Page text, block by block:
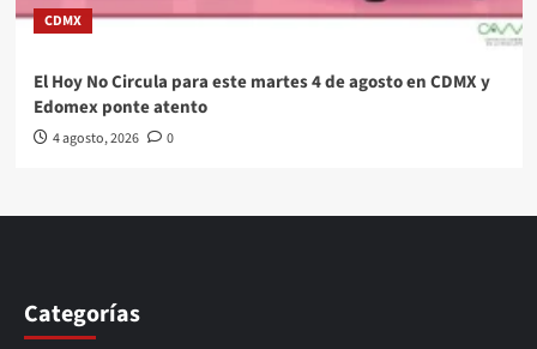
CDMX
El Hoy No Circula para este martes 4 de agosto en CDMX y
Edomex ponte atento
4 agosto, 2026 0
Categorías